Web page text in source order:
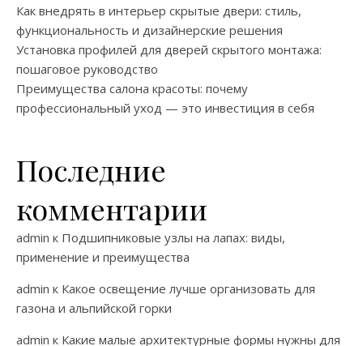
Как внедрять в интерьер скрытые двери: стиль,
функциональность и дизайнерские решения
Установка профилей для дверей скрытого монтажа:
пошаговое руководство
Преимущества салона красоты: почему
профессиональный уход — это инвестиция в себя
Последние
комментарии
admin к Подшипниковые узлы на лапах: виды,
применение и преимущества
admin к Какое освещение лучше организовать для
газона и альпийской горки
admin к Какие малые архитектурные формы нужны для